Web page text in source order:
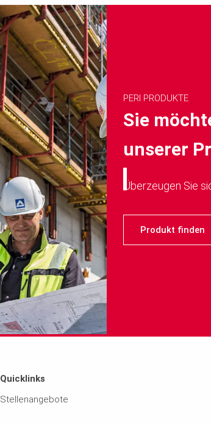
PERI PRODUKTE
Sie
unserer
Überzeugen Sie
Produkt finden
Quicklinks
Stellenangebote